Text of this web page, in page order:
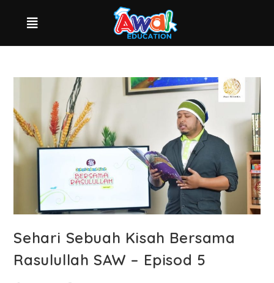
Sehari Sebuah Kisah Bersama
Rasulullah SAW – Episod 5